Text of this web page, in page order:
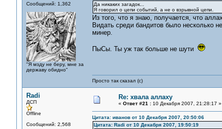
Сообщений: 1,362
"Я мзду не беру, мне за
державу обидно"
Да никаких загадок...
Я говорил о цепи событий, а не о взрывной цепи.
Из того, что я знаю, получается, что
Видать среди бандитов было несколько
минер.
ПыСы. Ты уж так больше не шути
Просто так сказал (с)
Radi
ДСП
Offline
Сообщений: 2,568
Re: хвала аллаху
« Ответ #21 :10 Декабря 2007, 21:28:17 »
Цитата: иванов от 10 Декабря 2007, 20:50:06
Цитата: Radi от 10 Декабря 2007, 19:50:19